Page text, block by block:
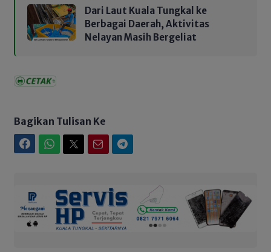
Dari Laut Kuala Tungkal ke
Berbagai Daerah, Aktivitas
Nelayan Masih Bergeliat
Bagikan Tulisan Ke